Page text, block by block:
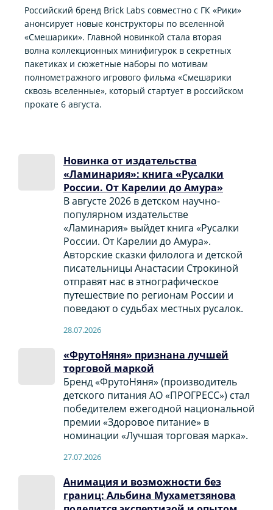
Российский бренд Brick Labs совместно с ГК «Рики»
анонсирует новые конструкторы по вселенной
«Смешарики». Главной новинкой стала вторая
волна коллекционных минифигурок в секретных
пакетиках и сюжетные наборы по мотивам
полнометражного игрового фильма «Смешарики
сквозь вселенные», который стартует в российском
прокате 6 августа.
Новинка от издательства
«Ламинария»: книга «Русалки
России. От Карелии до Амура»
В августе 2026 в детском научно-
популярном издательстве
«Ламинария» выйдет книга «Русалки
России. От Карелии до Амура».
Авторские сказки филолога и детской
писательницы Анастасии Строкиной
отправят нас в этнографическое
путешествие по регионам России и
поведают о судьбах местных русалок.
28.07.2026
«ФрутоНяня» признана лучшей
торговой маркой
Бренд «ФрутоНяня» (производитель
детского питания АО «ПРОГРЕСС») стал
победителем ежегодной национальной
премии «Здоровое питание» в
номинации «Лучшая торговая марка».
27.07.2026
Анимация и возможности без
границ: Альбина Мухаметзянова